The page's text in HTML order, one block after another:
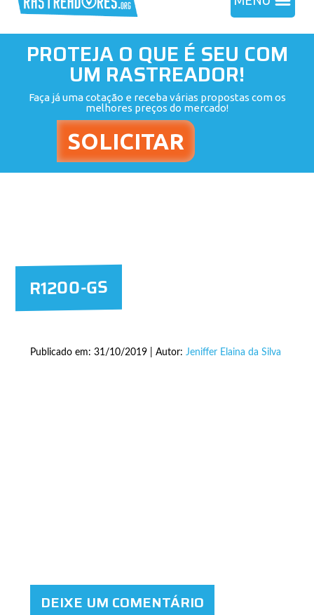
PROTEJA O QUE É SEU COM
UM RASTREADOR!
Faça já uma cotação e receba várias propostas com os
melhores preços do mercado!
R1200-GS
Publicado em: 31/10/2019 | Autor: Jeniffer Elaina da Silva
DEIXE UM COMENTÁRIO